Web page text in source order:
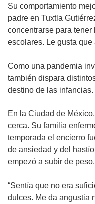
Su comportamiento
padre en Tuxtla
concentrarse para
escolares. Le gusta
Como una pandemia
también dispara
destino de las infancias.
En la Ciudad de
cerca. Su familia
temporada el encierro
de ansiedad y del
empezó a subir de peso.
“Sentía que no era
dulces. Me da angustia